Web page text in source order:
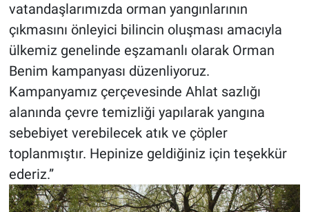
vatandaşlarımızda orman yangınlarının
çıkmasını önleyici bilincin oluşması amacıyla
ülkemiz genelinde eşzamanlı olarak Orman
Benim kampanyası düzenliyoruz.
Kampanyamız çerçevesinde Ahlat sazlığı
alanında çevre temizliği yapılarak yangına
sebebiyet verebilecek atık ve çöpler
toplanmıştır. Hepinize geldiğiniz için teşekkür
ederiz.”